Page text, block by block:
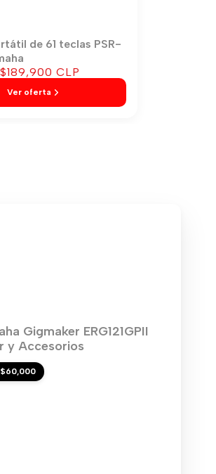
de 61 teclas PSR-
Precio
venta
$189,900 CLP
Ver oferta
Gigmaker ERG121GPII
y Accesorios
$60,000